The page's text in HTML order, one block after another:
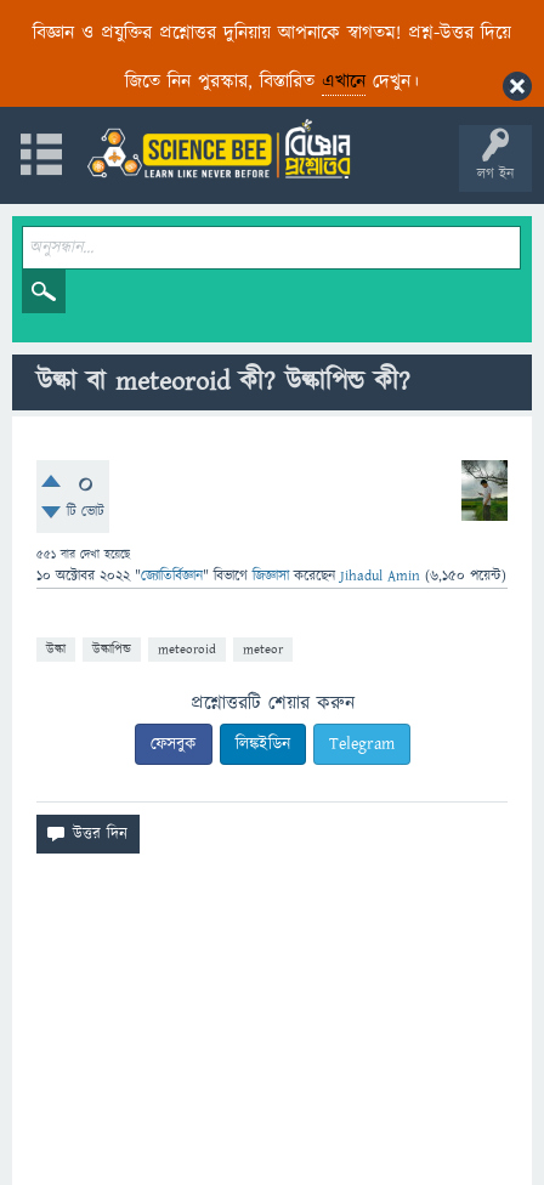
বিজ্ঞান ও প্রযুক্তির প্রশ্নোত্তর দুনিয়ায় আপনাকে স্বাগতম! প্রশ্ন-উত্তর দিয়ে
জিতে নিন পুরস্কার, বিস্তারিত এখানেদেখুন।
লগ ইন
উল্কা বা meteoroid কী? উল্কাপিন্ড কী?
0
টি ভোট
551 বার দেখা হয়েছে
10 অক্টোবর 2022 "জ্যোতির্বিজ্ঞান" বিভাগে জিজ্ঞাসাকরেছেনJihadul Amin (6,150 পয়েন্ট)
উল্কা উল্কাপিন্ড meteoroid meteor
প্রশ্নোত্তরটি শেয়ার করুন
ফেসবুক লিঙ্কইডিন Telegram